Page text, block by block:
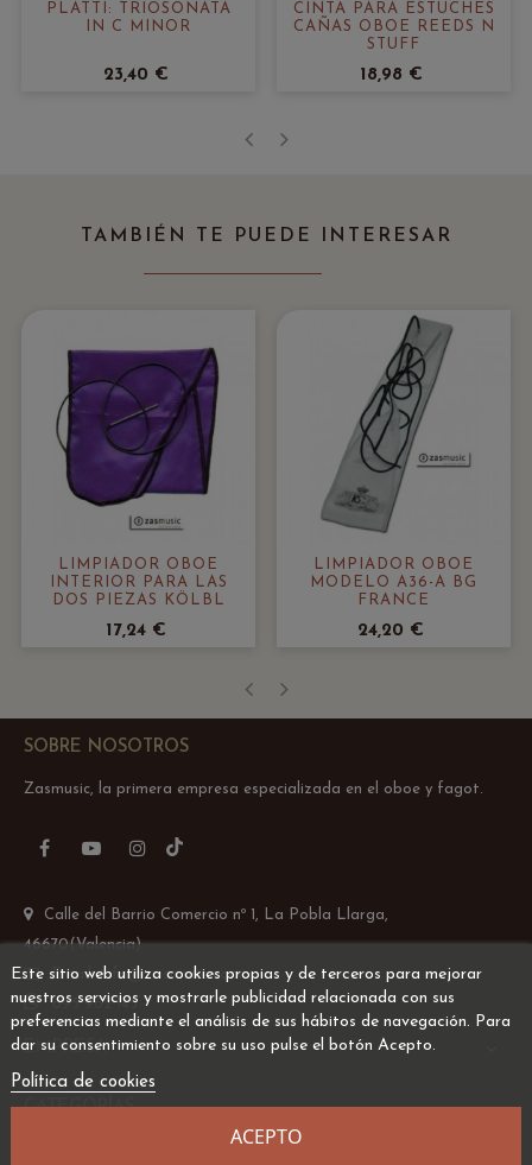
PLATTI: TRIOSONATA
IN C MINOR
23,40 €
CINTA PARA ESTUCHES
CAÑAS OBOE REEDS N
STUFF
18,98 €
TAMBIÉN TE PUEDE INTERESAR
LIMPIADOR OBOE
INTERIOR PARA LAS
DOS PIEZAS KÖLBL
17,24 €
LIMPIADOR OBOE
MODELO A36-A BG
FRANCE
24,20 €
SOBRE NOSOTROS
Zasmusic, la primera empresa especializada en el oboe y fagot.
FacebookYouTubeInstagram
Calle del Barrio Comercio nº 1, La Pobla Llarga,
46670(Valencia)
Email: info@zasmusic.com
695 962 145
EMPRESA
CATEGORÍAS 
Este sitio web utiliza cookies propias y de terceros para mejorar
nuestros servicios y mostrarle publicidad relacionada con sus
preferencias mediante el análisis de sus hábitos de navegación. Para
dar su consentimiento sobre su uso pulse el botón Acepto.
Política de cookies
ACEPTO